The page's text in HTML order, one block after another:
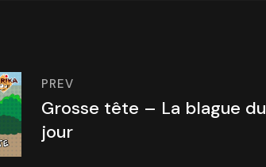
PREV
Grosse tête – La blague du
jour